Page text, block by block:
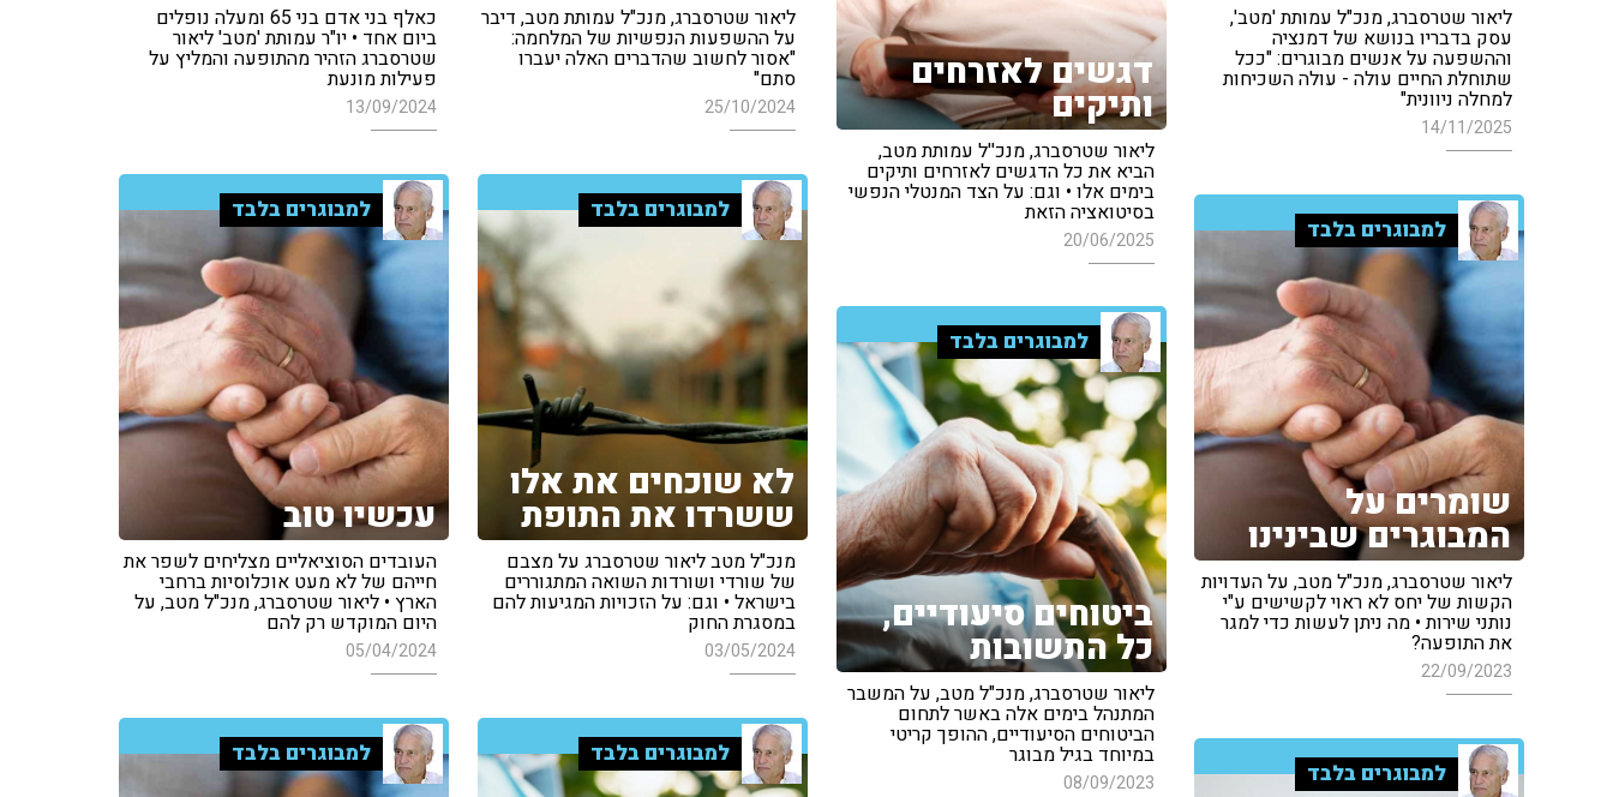
ליאור שטרסברג, מנכ"ל עמותת 'מטב',
עסק בדבריו בנושא של דמנציה
וההשפעה על אנשים מבוגרים: "ככל
שתוחלת החיים עולה - עולה השכיחות
למחלה ניוונית"
14/11/2025
דגשים לאזרחים
ותיקים
ליאור שטרסברג, מנכ''ל עמותת מטב,
הביא את כל הדגשים לאזרחים ותיקים
בימים אלו • וגם: על הצד המנטלי הנפשי
בסיטואציה הזאת
20/06/2025
ליאור שטרסברג, מנכ"ל עמותת מטב, דיבר
על ההשפעות הנפשיות של המלחמה:
"אסור לחשוב שהדברים האלה יעברו
סתם"
25/10/2024
כאלף בני אדם בני 65 ומעלה נופלים
ביום אחד • יו"ר עמותת 'מטב' ליאור
שטרסברג הזהיר מהתופעה והמליץ על
פעילות מונעת
13/09/2024
למבוגרים בלבד
לא שוכחים את אלו
ששרדו את התופת
מנכ"ל מטב ליאור שטרסברג על מצבם
של שורדי ושורדות השואה המתגוררים
בישראל • וגם: על הזכויות המגיעות להם
במסגרת החוק
03/05/2024
למבוגרים בלבד
עכשיו טוב
העובדים הסוציאליים מצליחים לשפר את
חייהם של לא מעט אוכלוסיות ברחבי
הארץ • ליאור שטרסברג, מנכ"ל מטב, על
היום המוקדש רק להם
05/04/2024
למבוגרים בלבד
שומרים על
המבוגרים שבינינו
ליאור שטרסברג, מנכ"ל מטב, על העדויות
הקשות של יחס לא ראוי לקשישים ע"י
נותני שירות • מה ניתן לעשות כדי למגר
את התופעה?
22/09/2023
למבוגרים בלבד
ביטוחים סיעודיים,
כל התשובות
ליאור שטרסברג, מנכ"ל מטב, על המשבר
המתנהל בימים אלה באשר לתחום
הביטוחים הסיעודיים, ההופך קריטי
במיוחד בגיל מבוגר
08/09/2023
למבוגרים בלבד למבוגרים בלבד
למבוגרים בלבד